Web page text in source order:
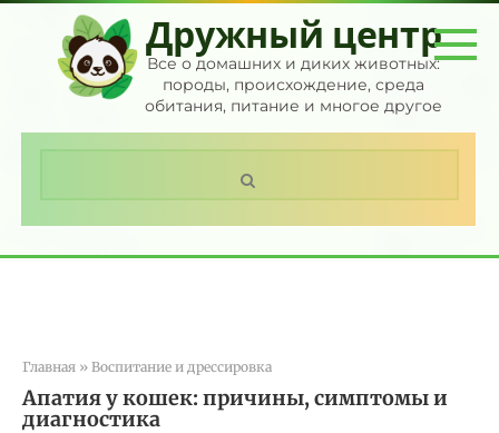
Перейти
контенту
Дружный центр
Все о домашних и диких животных:
породы, происхождение, среда
обитания, питание и многое другое
Главная » Воспитание и дрессировка
Апатия у кошек: причины, симптомы и
диагностика